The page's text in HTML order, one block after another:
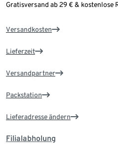
Gratisversand ab 29 € & kostenlose
Versandkosten
Lieferzeit
Versandpartner
Packstation
Lieferadresse ändern
Filialabholung